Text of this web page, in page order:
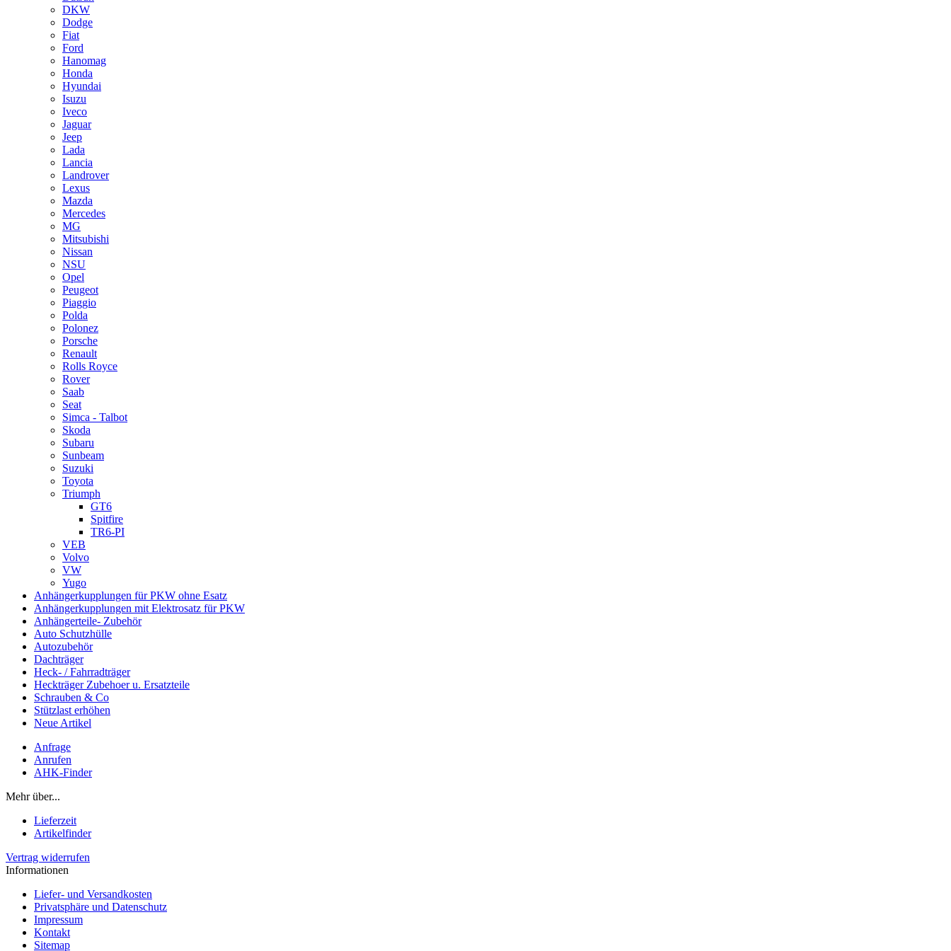
DKW
Dodge
Fiat
Ford
Hanomag
Honda
Hyundai
Isuzu
Iveco
Jaguar
Jeep
Lada
Lancia
Landrover
Lexus
Mazda
Mercedes
MG
Mitsubishi
Nissan
NSU
Opel
Peugeot
Piaggio
Polda
Polonez
Porsche
Renault
Rolls Royce
Rover
Saab
Seat
Simca - Talbot
Skoda
Subaru
Sunbeam
Suzuki
Toyota
Triumph
GT6
Spitfire
TR6-PI
VEB
Volvo
VW
Yugo
Anhängerkupplungen für PKW ohne Esatz
Anhängerkupplungen mit Elektrosatz für PKW
Anhängerteile- Zubehör
Auto Schutzhülle
Autozubehör
Dachträger
Heck- / Fahrradträger
Heckträger Zubehoer u. Ersatzteile
Schrauben & Co
Stützlast erhöhen
Neue Artikel
Anfrage
Anrufen
AHK-Finder
Mehr über...
Lieferzeit
Artikelfinder
Vertrag widerrufen
Informationen
Liefer- und Versandkosten
Privatsphäre und Datenschutz
Impressum
Kontakt
Sitemap